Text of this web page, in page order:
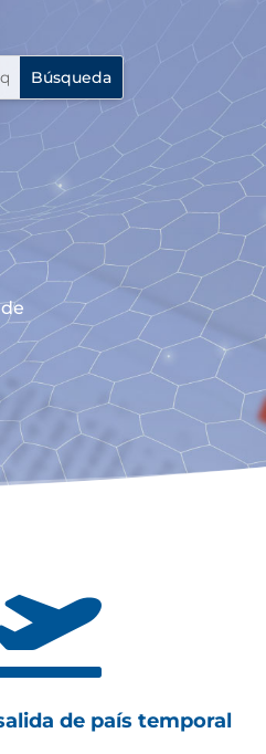
de país temporal